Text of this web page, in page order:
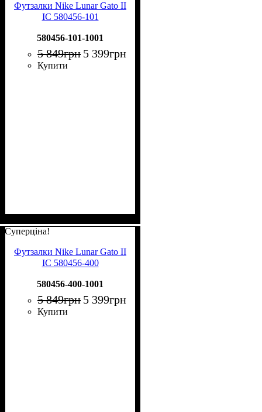
Футзалки Nike Lunar Gato II
IC 580456-101
580456-101-1001
5 849грн 5 399грн
Купити
Суперціна!
Футзалки Nike Lunar Gato II
IC 580456-400
580456-400-1001
5 849грн 5 399грн
Купити